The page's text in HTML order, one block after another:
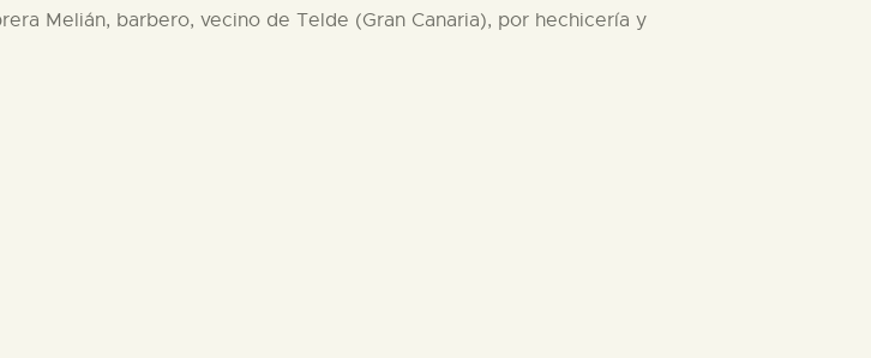
Melián, barbero, vecino de Telde (Gran Canaria), por hechicería y